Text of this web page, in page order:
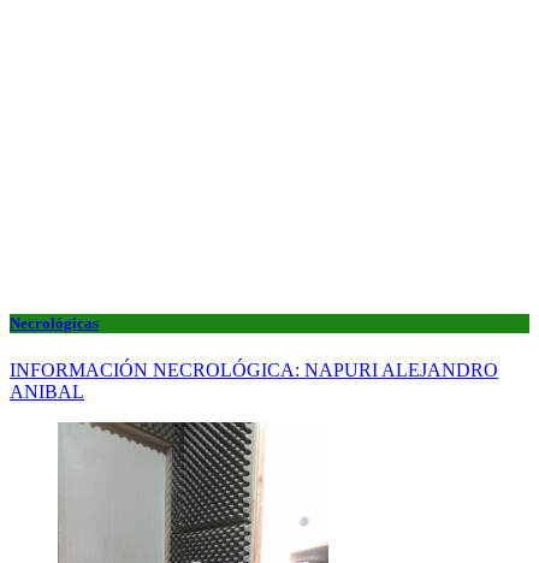
Necrológicas
INFORMACIÓN NECROLÓGICA: NAPURI ALEJANDRO
ANIBAL